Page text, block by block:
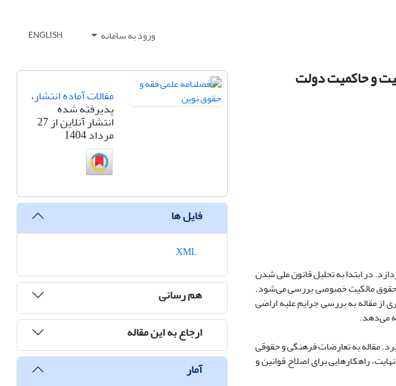
ورود به سامانه ENGLISH
و حاکمیت دولت
در ابتدا به تحلیل قانون ملی شدن
آن بر حقوق مالکیت خصوصی بررسی می‌شود.
مقاله به بررسی جرایم علیه اراضی
می‌دهد.
مقاله به تعارضات فرهنگی و حقوقی
راهکارهایی برای اصلاح قوانین و
مقالات آماده انتشار،
پذیرفته شده
انتشار آنلاین از 27
مرداد 1404
فایل ها
هم رسانی
ارجاع به این مقاله
آمار